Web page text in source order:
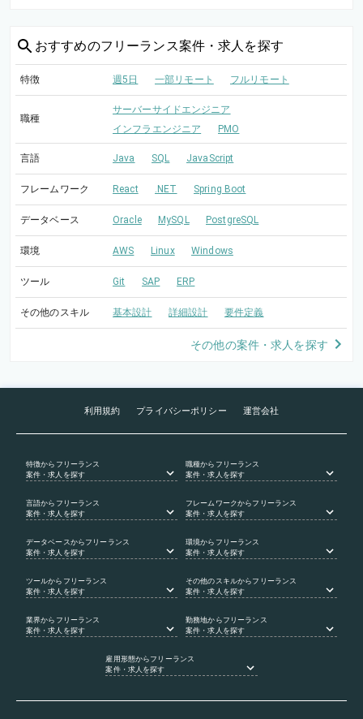
おすすめのフリーランス案件・求人を探す
特徴 週5日 一部リモート フルリモート
職種
サーバーサイドエンジニア
インフラエンジニア
PMO
言語 Java SQL JavaScript
フレームワーク React .NET Spring Boot
データベース Oracle MySQL PostgreSQL
環境 AWS Linux Windows
ツール Git SAP ERP
その他のスキル 基本設計 詳細設計 要件定義
その他の案件・求人を探す
利用規約 プライバシーポリシー 運営会社
特徴からフリーランス
案件・求人を探す
職種からフリーランス
案件・求人を探す
言語からフリーランス
案件・求人を探す
フレームワークからフリーランス
案件・求人を探す
データベース からフリーランス
案件・求人を探す
環境からフリーランス
案件・求人を探す
ツールからフリーランス
案件・求人を探す
その他のスキルからフリーランス
案件・求人を探す
業界からフリーランス
案件・求人を探す
勤務地からフリーランス
案件・求人を探す
雇用形態からフリーランス
案件・求人を探す